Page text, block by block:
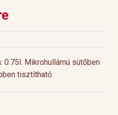
0.75l. Mikrohullámú sütőben
tisztítható.